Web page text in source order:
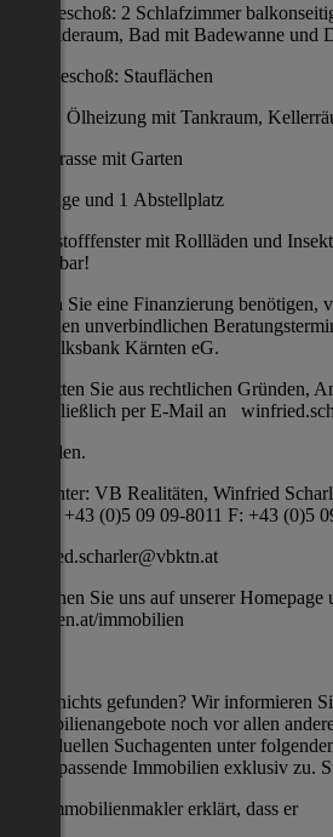
Obergeschoß: 2 Schlafzimmer
Ankleideraum, Bad mit Badewanne und
Dachgeschoß: Stauflächen
Keller: Ölheizung mit Tankraum,
Südterrasse mit Garten
1 Garage und 1 Abstellplatz
Kunststofffenster mit Rollläden und
beziehbar!
Sollten Sie eine Finanzierung benötigen,
Sie einen unverbindlichen
der Volksbank Kärnten eG.
Wir bitten Sie aus rechtlichen Gründen,
ausschließlich per E-Mail an
zu stellen.
Info unter: VB Realitäten, Winfried
720 T: +43 (0)5 09 09-8011 F: +43 (0)5
winfried.scharler@vbktn.at
Besuchen Sie uns auf unserer
kaernten.at/immobilien
Noch nichts gefunden? Wir informieren
Immobilienangebote noch vor allen
individuellen Suchagenten unter
Ihnen passende Immobilien exklusiv zu.
Der Immobilienmakler erklärt, dass er